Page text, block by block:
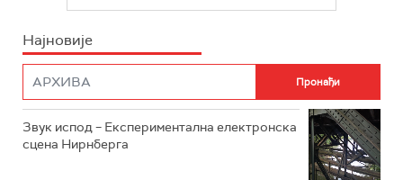
РАДИО РОКЕНРОЛЕР
ИНФО
Најновије
Звук испод – Експериментална електронска
сцена Нирнберга